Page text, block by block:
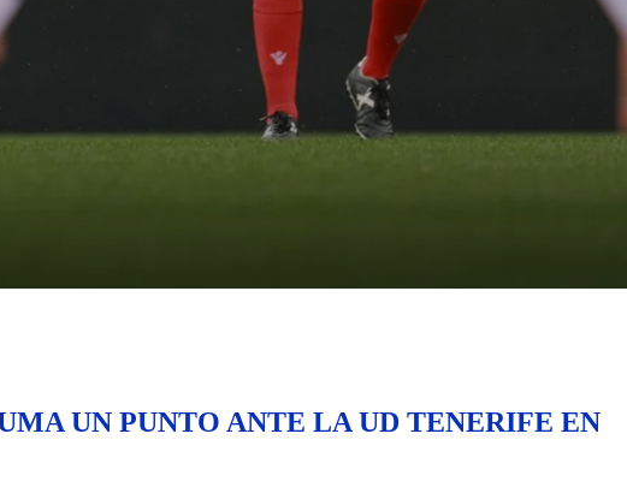
UN PUNTO ANTE LA UD TENERIFE EN